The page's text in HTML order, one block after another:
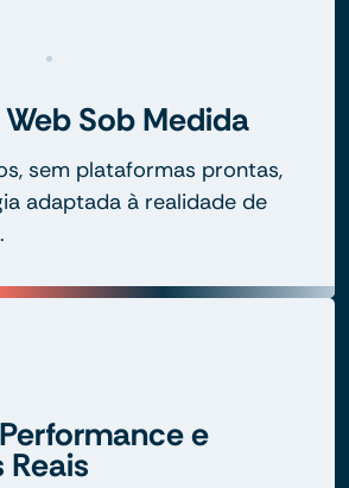
Sob Medida
sem plataformas prontas,
adaptada à realidade de
e